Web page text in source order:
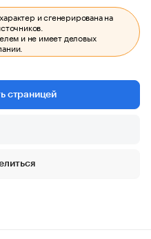
и сгенерирована на
и не имеет деловых
страницей